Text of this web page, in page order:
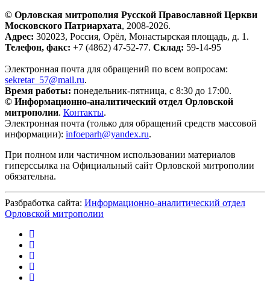
© Орловская митрополия Русской Православной Церкви
Московского Патриархата, 2008-2026.
Адрес: 302023, Россия, Орёл, Монастырская площадь, д. 1.
Телефон, факс: +7 (4862) 47-52-77. Склад: 59-14-95
Электронная почта для обращений по всем вопросам:
sekretar_57@mail.ru.
Время работы: понедельник-пятница, с 8:30 до 17:00.
© Информационно-аналитический отдел Орловской
митрополии. Контакты.
Электронная почта (только для обращений средств массовой
информации): infoeparh@yandex.ru.
При полном или частичном использовании материалов
гиперссылка на Официальный сайт Орловской митрополии
обязательна.
Разбработка сайта: Информационно-аналитический отдел
Орловской митрополии